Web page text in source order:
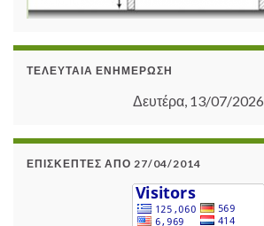
ΤΕΛΕΥΤΑΊΑ ΕΝΗΜΈΡΩΣΗ
Δευτέρα, 13/07/2026
ΕΠΙΣΚΈΠΤΕΣ ΑΠΌ 27/04/2014